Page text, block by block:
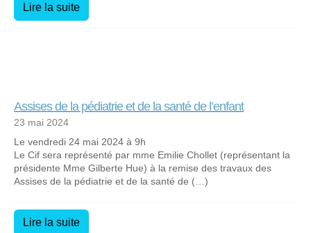
Lire la suite
Assises de la pédiatrie et de la santé de l’enfant
23 mai 2024
Le vendredi 24 mai 2024 à 9h
Le Cif sera représenté par mme Emilie Chollet (représentant la
présidente Mme Gilberte Hue) à la remise des travaux des
Assises de la pédiatrie et de la santé de (…)
Lire la suite